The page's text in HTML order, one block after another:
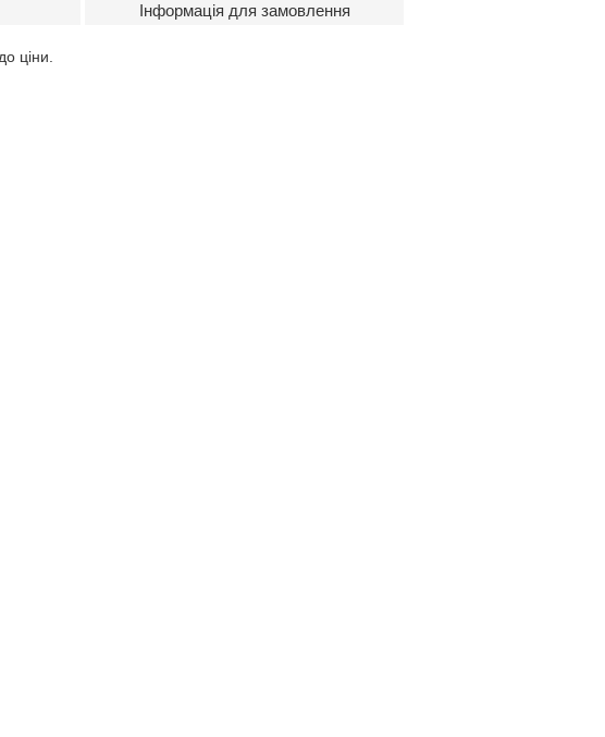
Інформація для замовлення
ціни.